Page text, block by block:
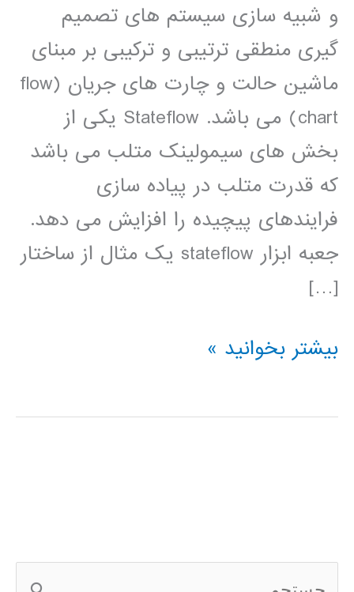
و شبیه سازی سیستم های تصمیم
گیری منطقی ترتیبی و ترکیبی بر مبنای
ماشین حالت و چارت های جریان (flow
chart) می باشد. Stateflow یکی از
بخش های سیمولینک متلب می باشد
که قدرت متلب در پیاده سازی
فرایندهای پیچیده را افزایش می دهد.
جعبه ابزار stateflow يک مثال از ساختار
[…]
فیلم
stateflow
بیشتر بخوانید »